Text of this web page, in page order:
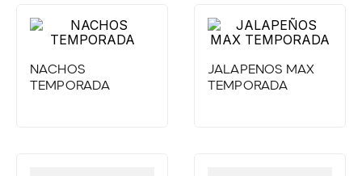
NACHOS
TEMPORADA
JALAPEÑOS MAX
TEMPORADA